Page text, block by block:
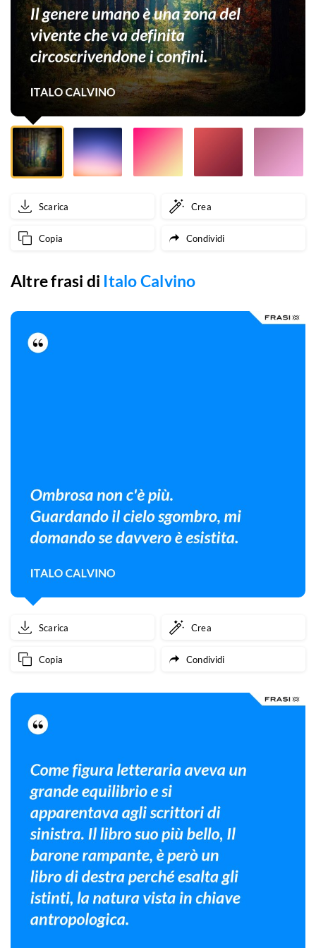
del
vivente
che
va
definita
circoscrivendone
i
confini.
Scarica Crea
Copia Condividi
Altre frasi di Italo Calvino
Scarica Crea
Copia Condividi